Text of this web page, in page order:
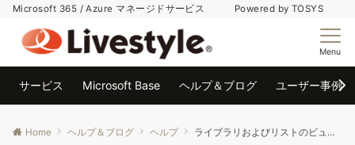
Microsoft 365 / Azure マネージドサービス Powered by TOSYS
Menu
サービス Microsoft Base ヘルプ＆ブログ ユーザー事例
Home ヘルプ＆ブログ ヘルプ ライブラリおよびリストのビューをExcelに出力する